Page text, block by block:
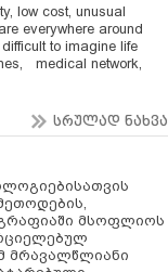
low cost, unusual
everywhere around
to imagine life
medical network
სრულად ნახვა
მსოფლიოს
მრავალწლიანი